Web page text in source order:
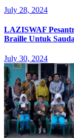
July 28, 2024
LAZISWAF
Braille Untuk
July 30, 2024